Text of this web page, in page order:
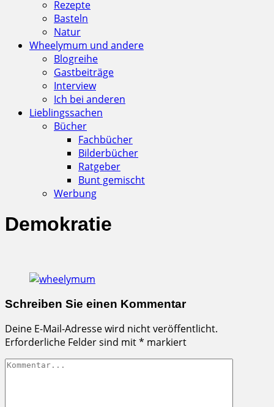
Rezepte
Basteln
Natur
Wheelymum und andere
Blogreihe
Gastbeiträge
Interview
Ich bei anderen
Lieblingssachen
Bücher
Fachbücher
Bilderbücher
Ratgeber
Bunt gemischt
Werbung
Demokratie
Schreiben Sie einen Kommentar
Deine E-Mail-Adresse wird nicht veröffentlicht.
Erforderliche Felder sind mit* markiert